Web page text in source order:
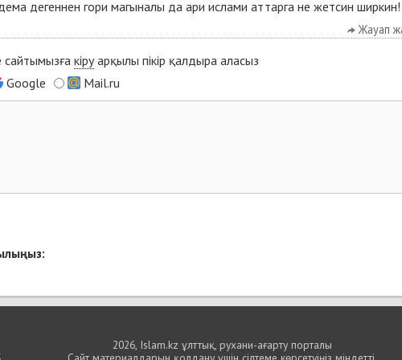
дегеннен гори магыналы да ари ислами аттарга не жетсин ширкин!
Жауап
сайтымызға кіруарқылы пікір қалдыра аласыз
Google Mail.ru
2026, Islam.kz ұлттық, рухани-ағарту порталы